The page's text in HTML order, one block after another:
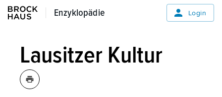
Enzyklopädie
Enzyklopädie Login
Lausitzer Kultur